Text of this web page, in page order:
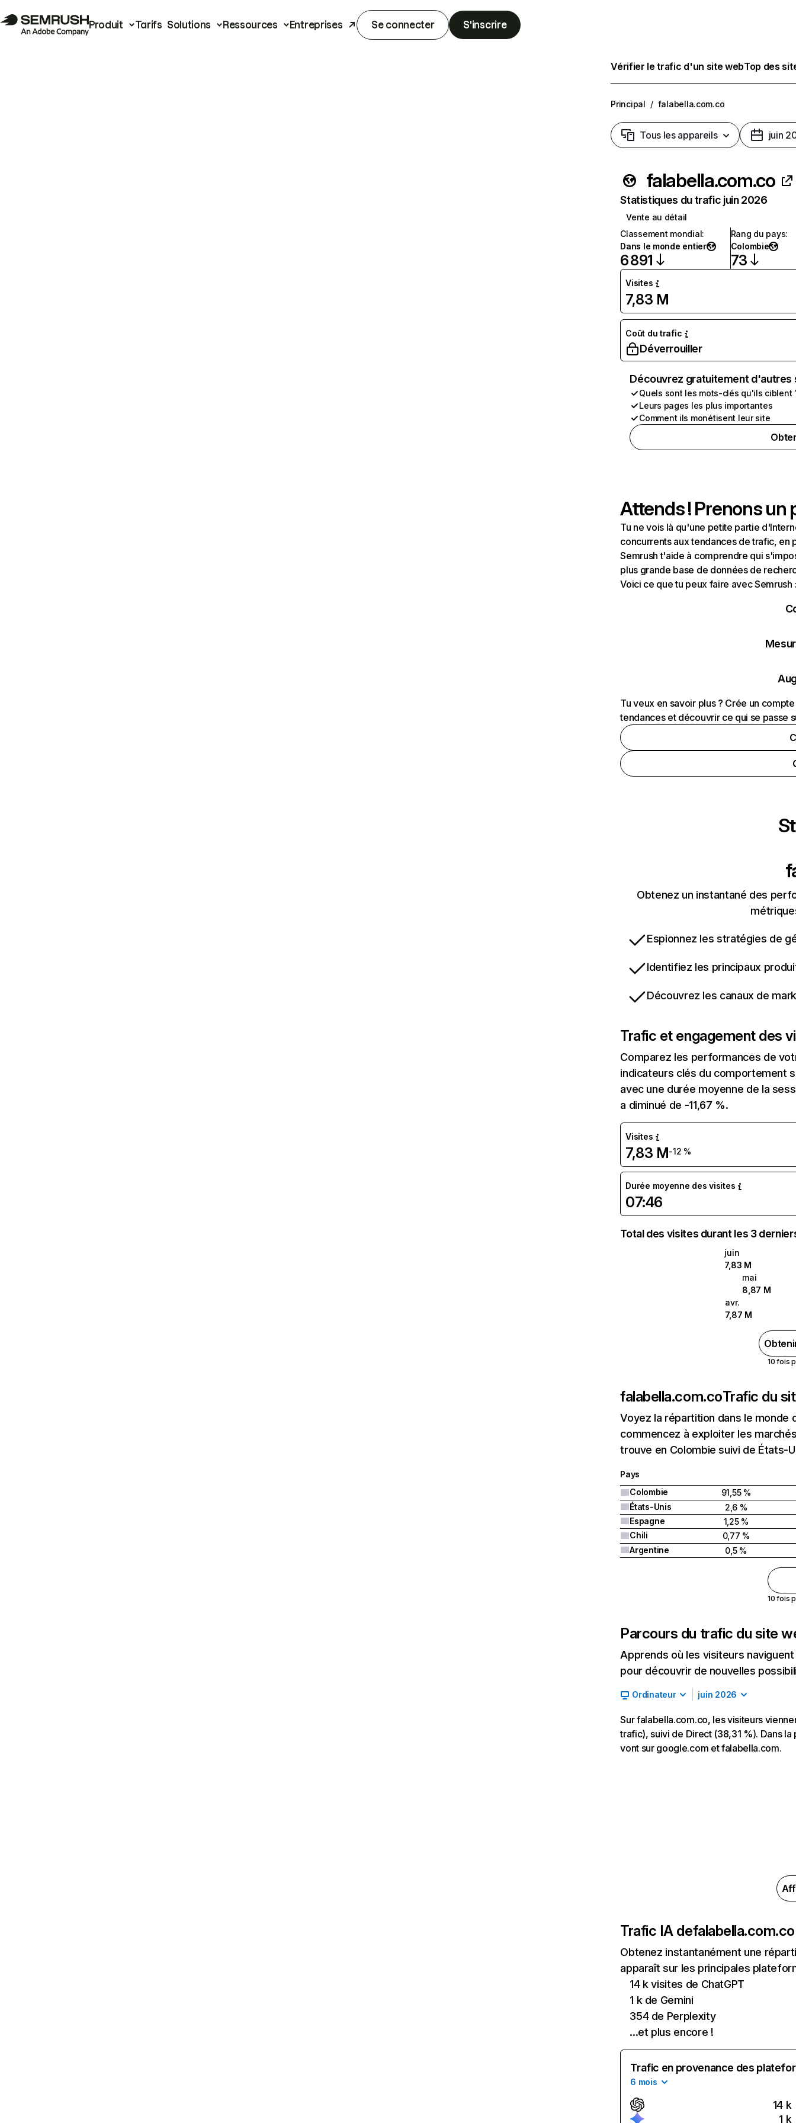
Produit Tarifs Solutions Ressources Entreprises Se connecter S'inscrire
Vérifier le trafic d'un site webTop des
Principal / falabella.com.co
Tous les appareils juin
falabella.com.co
Statistiques du trafic juin 2026
Vente au détail
Classement mondial:
Dans le monde entier
6 891
Rang du pays:
Colombie
73
Visites
7,83 M
Coût du trafic
Déverrouiller
Découvrez gratuitement
Quels sont les mots-clés qu'ils ciblent
Leurs pages les plus importantes
Comment ils monétisent leur site
Attends ! Prenons un
Tu ne vois là qu'une petite partie
concurrents aux tendances de trafic, en
Semrush t'aide à comprendre qui
plus grande base de données de
Voici ce que tu peux faire avec Semrush
Tu veux en savoir plus ? Crée un
tendances et découvrir ce qui se passe
Obtenez un instantané des
Espionnez les stratégies de
Identifiez les principaux
Découvrez les canaux de
Trafic et engagement des
Comparez les performances de
indicateurs clés du comportement
avec une durée moyenne de la
a diminué de -11,67 %.
Visites
7,83 M-12 %
Durée moyenne des visites
07:46
Total des visites durant les 3
juin
7,83 M
mai
8,87 M
avr.
7,87 M
10 fois
falabella.com.coTrafic du
Voyez la répartition dans le
commencez à exploiter les
trouve en Colombie suivi de États-
Pays
Colombie
91,55 %
États-Unis
2,6 %
Espagne
1,25 %
Chili
0,77 %
Argentine
0,5 %
10 fois
Parcours du trafic du site
Apprends où les visiteurs
pour découvrir de nouvelles
Ordinateur juin 2026
Sur falabella.com.co, les visiteurs
trafic), suivi de Direct (38,31 %). Dans
vont sur google.com et falabella.com.
Trafic IA defalabella.com.co
Obtenez instantanément une
apparaît sur les principales
14 k visites de ChatGPT
1 k de Gemini
354 de Perplexity
...et plus encore !
Trafic en provenance des
6 mois
14 k
1 k